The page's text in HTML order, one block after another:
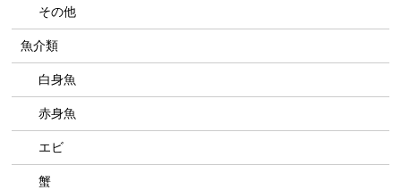
その他
魚介類
白身魚
赤身魚
エビ
蟹